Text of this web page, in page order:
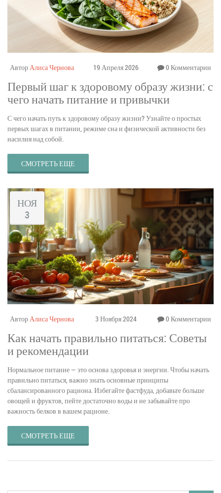
АвторАлиса Чернова 19 Апреля 2026 0 Комментарии
Первый шаг к здоровому образу жизни: с
чего начать питание и привычки
С чего начать путь к здоровому образу жизни? Узнайте о простых
первых шагах в питании, режиме сна и физической активности без
насилия над собой.
СМОТРЕТЬ ЕЩЕ
НОЯ
3
АвторАлиса Чернова 3 Ноября 2024 0 Комментарии
Как начать правильно питаться: Советы
и рекомендации
Нормальное питание — это основа здоровья и энергии. Чтобы начать
правильно питаться, важно знать основные принципы
сбалансированного рациона. Избегайте фастфуда, добавьте больше
овощей и фруктов, пейте достаточно воды и не забывайте про
важность белков в вашем рационе.
СМОТРЕТЬ ЕЩЕ